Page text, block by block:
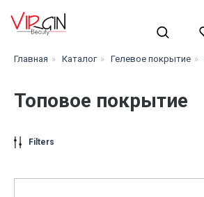
Главная » Каталог » Гелевое покрытие »
Топовое покрытие
Filters